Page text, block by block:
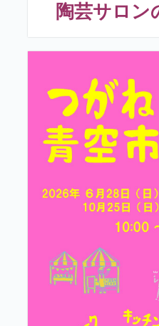
陶芸サロン